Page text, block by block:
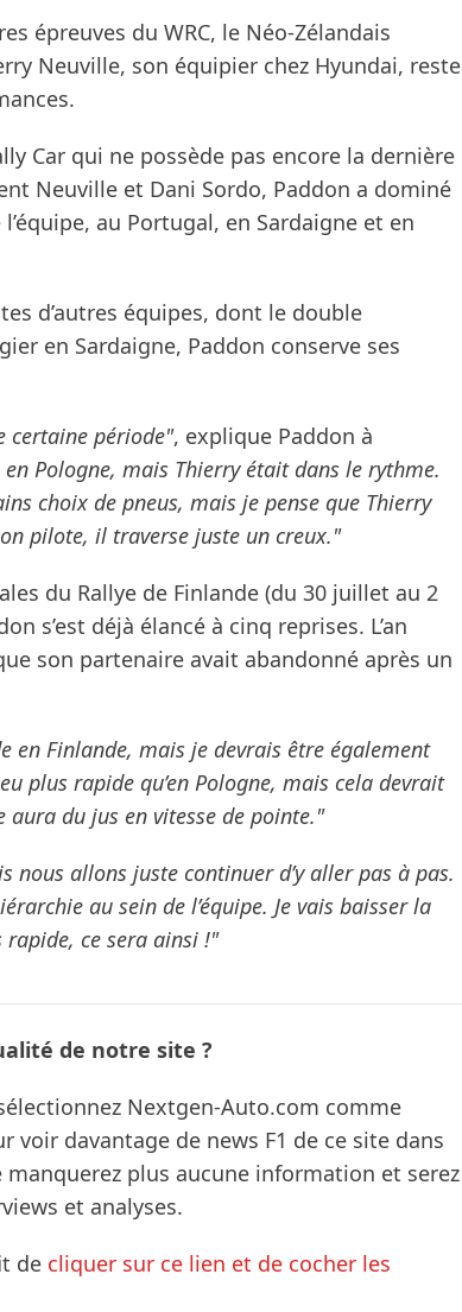
épreuves du WRC, le Néo-Zélandais
Neuville, son équipier chez Hyundai, reste
Car qui ne possède pas encore la dernière
Neuville et Dani Sordo, Paddon a dominé
au Portugal, en Sardaigne et en
d’autres équipes, dont le double
en Sardaigne, Paddon conserve ses
certaine période", explique Paddon à
Pologne, mais Thierry était dans le rythme.
choix de pneus, mais je pense que Thierry
pilote, il traverse juste un creux."
du Rallye de Finlande (du 30 juillet au 2
s’est déjà élancé à cinq reprises. L’an
son partenaire avait abandonné après un
en Finlande, mais je devrais être également
plus rapide qu’en Pologne, mais cela devrait
du jus en vitesse de pointe."
allons juste continuer d’y aller pas à pas.
au sein de l’équipe. Je vais baisser la
ce sera ainsi !"
de notre site ?
Nextgen-Auto.com comme
voir davantage de news F1 de ce site dans
manquerez plus aucune information et serez
et analyses.
de cliquer sur ce lien et de cocher les